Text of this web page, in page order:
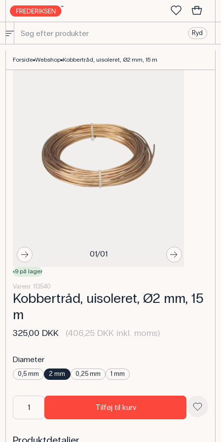
Ryd
Forside Webshop Kobbertråd, uisoleret, Ø2 mm, 15 m
01/01
9 på lager
Varenr. 113540
Kobbertråd, uisoleret, Ø2 mm, 15
m
325,00 DKK (406,25 DKK inkl. moms)
Diameter
0,5 mm 2 mm 0,25 mm 1 mm
Tilføj til kurv